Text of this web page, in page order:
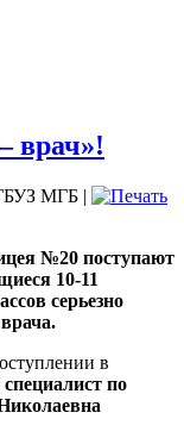
врач»!
МГБ |
№20 поступают
10-11
серьезно
в
по